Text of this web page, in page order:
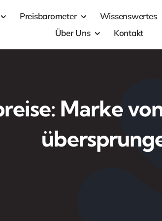
Preisbarometer Wissenswertes
Über Uns
Kontakt
Marke